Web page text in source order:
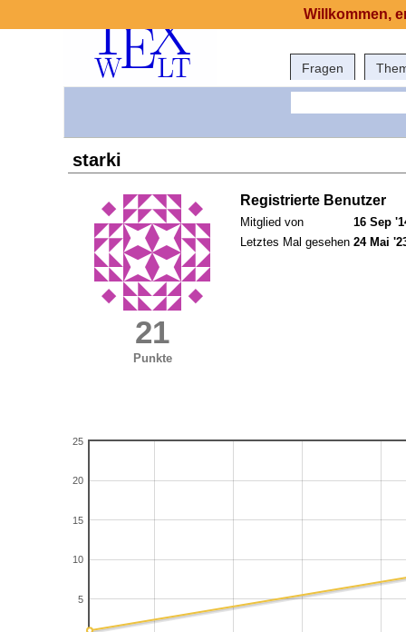
Fragen
starki
21
Punkte
Registrierte Benutzer
Mitglied von
16 Sep
Letztes Mal gesehen 24 Mai
5
10
15
20
25
Willkommen,